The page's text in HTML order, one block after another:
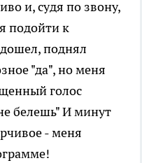
и, судя по звону,
подойти к
поднял
"да", но меня
голос
белешь" И минут
- меня